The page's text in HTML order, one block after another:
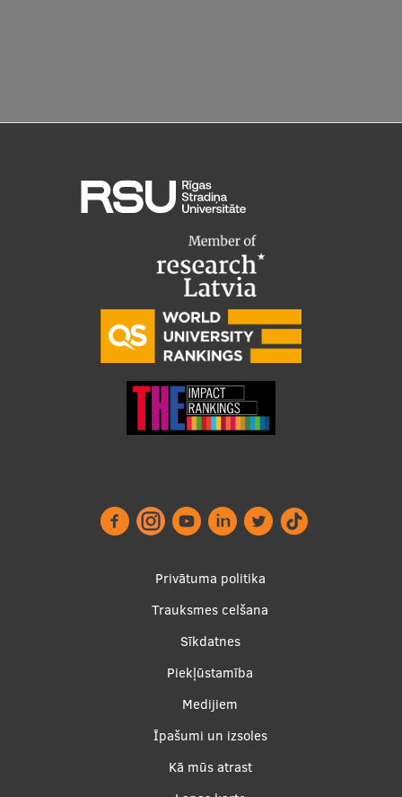
Privātuma politika
Trauksmes celšana
Sīkdatnes
Piekļūstamība
Medijiem
Īpašumi un izsoles
Kā mūs atrast